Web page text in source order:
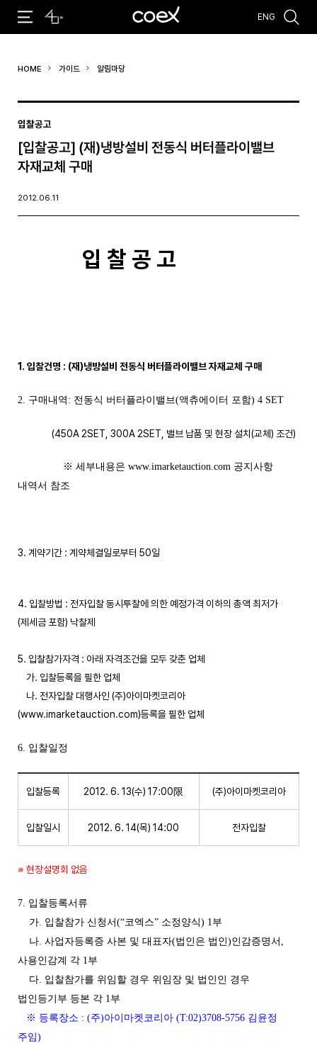
#코엑스 전시 #행사
ENG
HOME 가이드 알림마당
입찰공고
[입찰공고] (재)냉방설비 전동식 버터플라이밸브
자재교체 구매
2012.06.11
입 찰 공 고
1. 입찰건명 : (재)냉방설비 전동식 버터플라이밸브 자재교체 구매
2. 구매내역: 전동식 버터플라이밸브(액츄에이터 포함) 4 SET
(450A 2SET, 300A 2SET, 밸브 납품 및 현장 설치(교체) 조건)
※ 세부내용은 www.imarketauction.com 공지사항
내역서 참조
3. 계약기간 : 계약체결일로부터 50일
4. 입찰방법 : 전자입찰 동시투찰에 의한 예정가격 이하의 총액 최저가
(제세금 포함) 낙찰제
5. 입찰참가자격 : 아래 자격조건을 모두 갖춘 업체
가. 입찰등록을 필한 업체
나. 전자입찰 대행사인 (주)아이마켓코리아
(www.imarketauction.com)등록을 필한 업체
6. 입찰일정
입찰등록 2012. 6. 13(수) 17:00限 (주)아이마켓코리아
입찰일시 2012. 6. 14(목) 14:00 전자입찰
※ 현장설명회 없음
7. 입찰등록서류
가. 입찰참가 신청서(“코엑스” 소정양식) 1부
나. 사업자등록증 사본 및 대표자(법인은 법인)인감증명서,
사용인감계 각 1부
다. 입찰참가를 위임할 경우 위임장 및 법인인 경우
법인등기부 등본 각 1부
※ 등록장소 : (주)아이마켓코리아 (T:02)3708-5756 김윤정
주임)